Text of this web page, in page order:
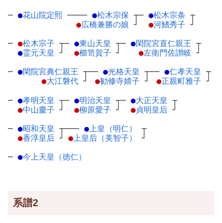
─ ●花山院定熙 ──── ●松木宗保 ┬
●広橋兼勝の娘 ┘
─ ●松木宗条 ┬
●河鰭秀子 ┘
─ ●松木宗子 ┬
●霊元天皇 ┘
─ ●東山天皇 ┬
●櫛笥賀子 ┘
─ ●閑院宮直仁親王 ┬
●左衛門佐讃岐 ┘
─ ●閑院宮典仁親王 ┬
●大江磐代 ┘
── ●光格天皇 ┬
●勧修寺婧子 ┘
── ●仁孝天皇 ┬
●正親町雅子 ┘
─ ●孝明天皇 ┬
●中山慶子 ┘
─ ●明治天皇 ┬
●柳原愛子 ┘
─ ●大正天皇 ┬
●貞明皇后 ┘
─ ●昭和天皇 ┬
●香淳皇后 ┘
─── ●上皇（明仁）
┬
●上皇后（美智子） ┘
─ ●今上天皇（徳仁）
系譜2